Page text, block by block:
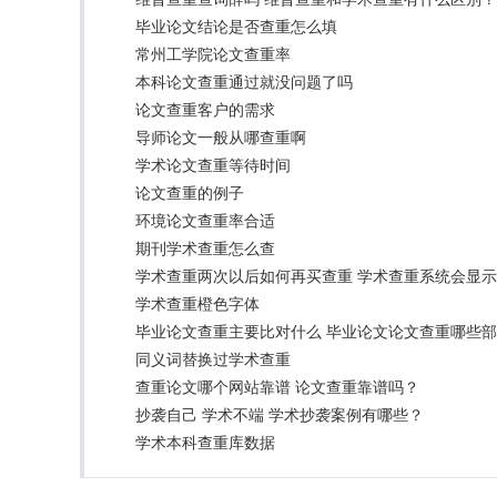
毕业论文结论是否查重怎么填
常州工学院论文查重率
本科论文查重通过就没问题了吗
论文查重客户的需求
导师论文一般从哪查重啊
学术论文查重等待时间
论文查重的例子
环境论文查重率合适
期刊学术查重怎么查
学术查重两次以后如何再买查重 学术查重系统会显
学术查重橙色字体
毕业论文查重主要比对什么 毕业论文论文查重哪些
同义词替换过学术查重
查重论文哪个网站靠谱 论文查重靠谱吗？
抄袭自己 学术不端 学术抄袭案例有哪些？
学术本科查重库数据